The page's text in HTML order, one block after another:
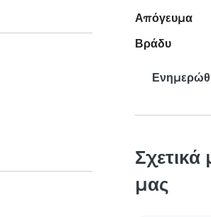
Απόγευμα
Βράδυ
Σχετικά
μας